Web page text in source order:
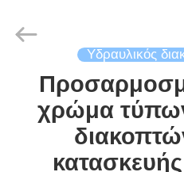
ΣΠΊΤΙ
ΠΡΟΪΌΝΤΑ
Heavy
Industry
Υδραυλικός
χρώμα